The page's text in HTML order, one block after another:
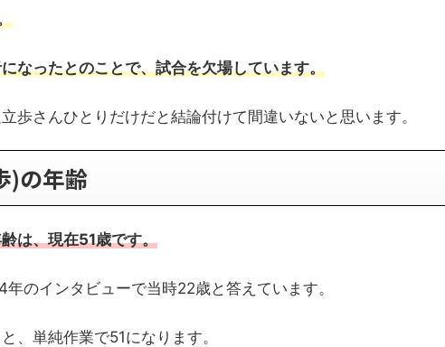
なったとのことで、試合を欠場しています。
歩さんひとりだけだと結論付けて間違いないと思います。
)の年齢
は、現在51歳です。
のインタビューで当時22歳と答えています。
、単純作業で51になります。